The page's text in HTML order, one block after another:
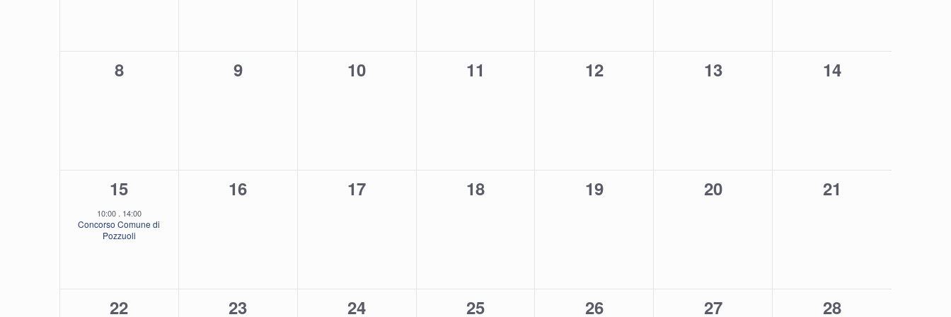
Navigazione
Eventi
0
8
0
9
0
10
0
11
0
12
0
13
0
14
1
evento,
15
10:00 . 14:00
Concorso Comune di
Pozzuoli
0
16
0
17
0
18
0
19
0
20
0
21
1
22
1
23
0
24
0
25
0
26
0
27
0
28